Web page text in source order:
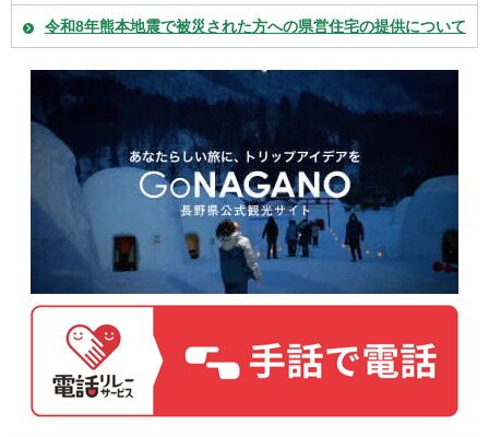
令和8年熊本地震で被災された方への県営住宅の提供について